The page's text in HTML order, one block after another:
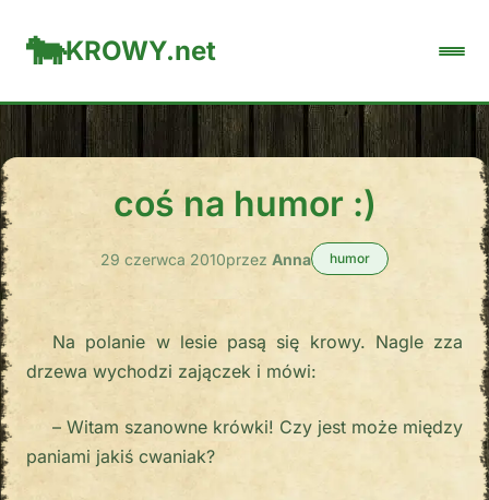
KROWY.net
coś na humor :)
29 czerwca 2010przez Anna humor
Na polanie w lesie pasą się krowy. Nagle zza
drzewa wychodzi zajączek i mówi:
– Witam szanowne krówki! Czy jest może między
paniami jakiś cwaniak?